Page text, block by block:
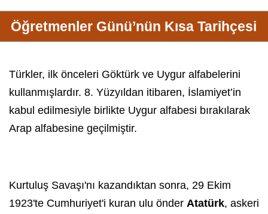
Öğretmenler Günü’nün Kısa Tarihçesi
Türkler, ilk önceleri Göktürk ve Uygur alfabelerini
kullanmışlardır. 8. Yüzyıldan itibaren, İslamiyet’in
kabul edilmesiyle birlikte Uygur alfabesi bırakılarak
Arap alfabesine geçilmiştir.
Kurtuluş Savaşı'nı kazandıktan sonra, 29 Ekim
1923'te Cumhuriyet'i kuran ulu önder Atatürk, askeri